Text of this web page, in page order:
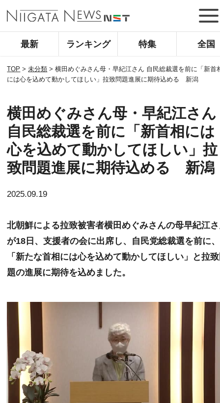
最新 ランキング 特集 全国
TOP >未分類 >横田めぐみさん母・早紀江さん 自民総裁選を前に「新首
には心を込めて動かしてほしい」拉致問題進展に期待込める 新潟
横田めぐみさん母・早紀江さん
自民総裁選を前に「新首相には
心を込めて動かしてほしい」拉
致問題進展に期待込める 新潟
2025.09.19
北朝鮮による拉致被害者横田めぐみさんの母早紀江
が18日、支援者の会に出席し、自民党総裁選を前に、
「新たな首相には心を込めて動かしてほしい」と拉
題の進展に期待を込めました。